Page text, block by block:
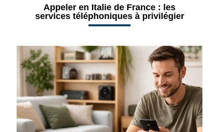
Appeler en Italie de France : les
services téléphoniques à privilégier